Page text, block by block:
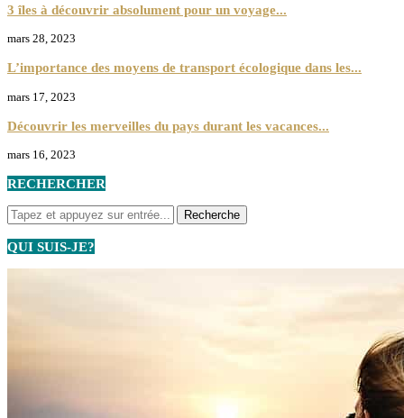
3 îles à découvrir absolument pour un voyage...
mars 28, 2023
L’importance des moyens de transport écologique dans les...
mars 17, 2023
Découvrir les merveilles du pays durant les vacances...
mars 16, 2023
RECHERCHER
QUI SUIS-JE?